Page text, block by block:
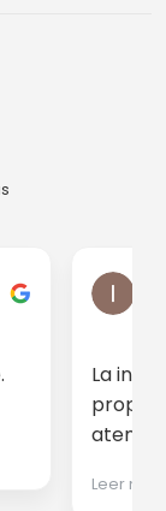
La
Leer más